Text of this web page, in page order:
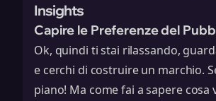
Insights
Capire le Preferenze del
Ok, quindi ti stai rilassando,
e cerchi di costruire un marchio.
piano! Ma come fai a sapere cosa